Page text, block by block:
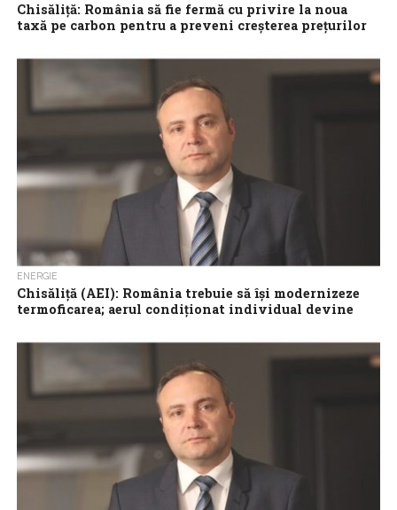
Chisăliță: România să fie fermă cu privire la noua
taxă pe carbon pentru a preveni creșterea prețurilor
România trebuie să aibă o poziție fermă, legitimă și negociabilă
european, cu privire la noua taxă pe carbon fără să pară nici...
ENERGIE
Chisăliță (AEI): România trebuie să își modernizeze
termoficarea; aerul condiționat individual devine
România discută mult despre energie electrică, baterii și panouri
fotovoltaice, dar prea puțin despre modernizarea sistemului de
termoficare, susține președintele Asociației Energia...